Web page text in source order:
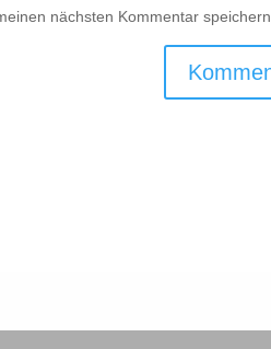
nächsten Kommentar speichern.